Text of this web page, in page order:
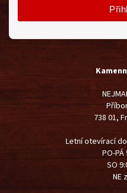
738 01,
Letní otevírací
PO-PÁ
SO
NE